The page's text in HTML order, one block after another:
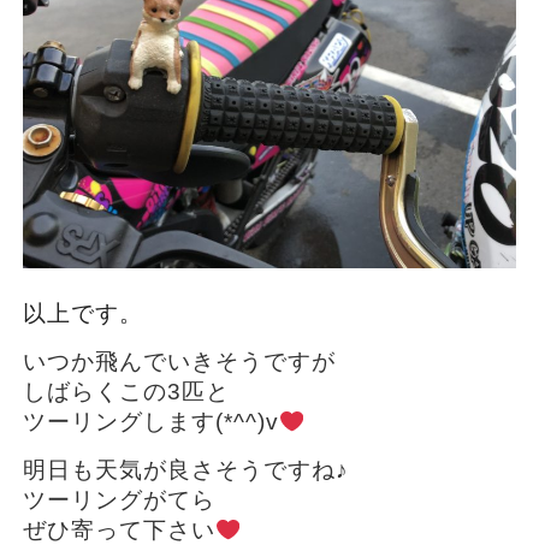
以上です。
いつか飛んでいきそうですが
しばらくこの3匹と
ツーリングします(*^^)v
明日も天気が良さそうですね♪
ツーリングがてら
ぜひ寄って下さい